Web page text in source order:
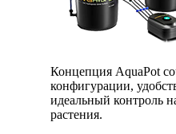
Концепция AquaPot
конфигурации,
идеальный контроль
растения.